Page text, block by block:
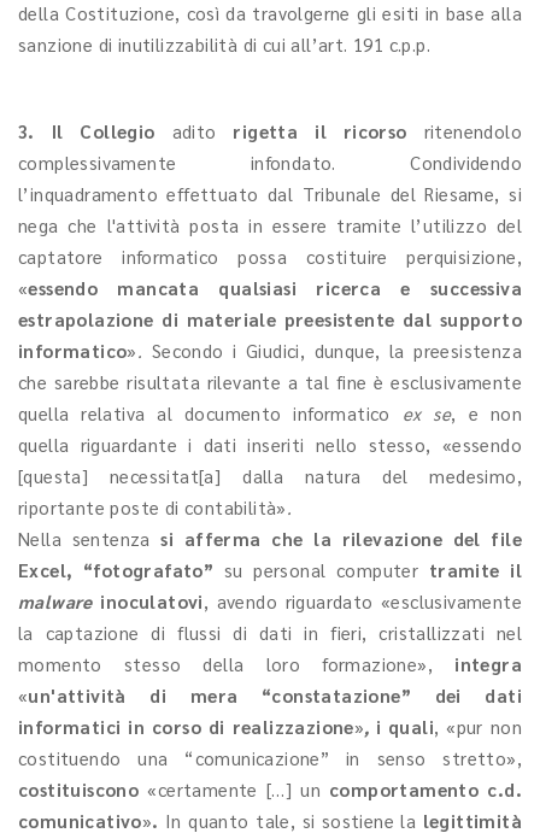
della Costituzione, così da travolgerne gli esiti in base alla
sanzione di inutilizzabilità di cui all’art. 191 c.p.p.
3. Il Collegio adito rigetta il ricorso ritenendolo
complessivamente infondato. Condividendo
l’inquadramento effettuato dal Tribunale del Riesame, si
nega che l'attività posta in essere tramite l’utilizzo del
captatore informatico possa costituire perquisizione,
«essendo mancata qualsiasi ricerca e successiva
estrapolazione di materiale preesistente dal supporto
informatico». Secondo i Giudici, dunque, la preesistenza
che sarebbe risultata rilevante a tal fine è esclusivamente
quella relativa al documento informatico ex se, e non
quella riguardante i dati inseriti nello stesso, «essendo
[questa] necessitat[a] dalla natura del medesimo,
riportante poste di contabilità».
Nella sentenzasi afferma che la rilevazione del file
Excel, “fotografato” su personal computer tramite il
malwareinoculatovi, avendo riguardato «esclusivamente
la captazione di flussi di dati in fieri, cristallizzati nel
momento stesso della loro formazione», integra
«un'attività di mera “constatazione” dei dati
informatici in corso di realizzazione», i quali, «pur non
costituendo
una “comunicazione” in senso stretto»,
costituiscono «certamente […] un comportamento c.d.
comunicativo». In quanto tale, si sostiene la legittimità